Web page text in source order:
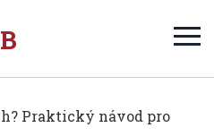
Praktický návod pro